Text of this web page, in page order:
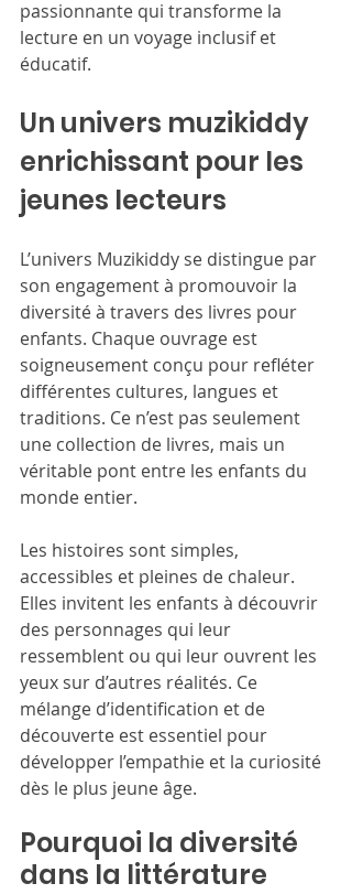
passionnante qui transforme la
lecture en un voyage inclusif et
éducatif.
Un univers muzikiddy
enrichissant pour les
jeunes lecteurs
L’univers Muzikiddy se distingue par
son engagement à promouvoir la
diversité à travers des livres pour
enfants. Chaque ouvrage est
soigneusement conçu pour refléter
différentes cultures, langues et
traditions. Ce n’est pas seulement
une collection de livres, mais un
véritable pont entre les enfants du
monde entier.
Les histoires sont simples,
accessibles et pleines de chaleur.
Elles invitent les enfants à découvrir
des personnages qui leur
ressemblent ou qui leur ouvrent les
yeux sur d’autres réalités. Ce
mélange d’identification et de
découverte est essentiel pour
développer l’empathie et la curiosité
dès le plus jeune âge.
Pourquoi la diversité
dans la littérature